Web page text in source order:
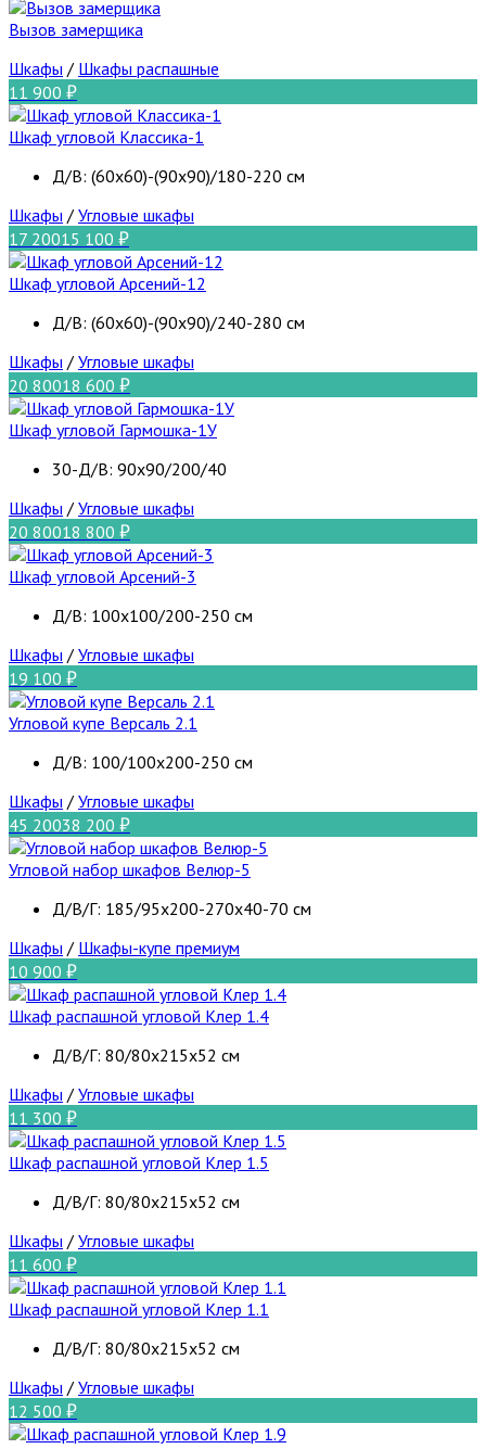
Вызов замерщика
Шкафы / Шкафы распашные
11 900
Шкаф угловой Классика-1
Д/В: (60х60)-(90х90)/180-220 см
Шкафы / Угловые шкафы
17 20015 100
Шкаф угловой Арсений-12
Д/В: (60х60)-(90х90)/240-280 см
Шкафы / Угловые шкафы
20 80018 600
Шкаф угловой Гармошка-1У
30-Д/В: 90х90/200/40
Шкафы / Угловые шкафы
20 80018 800
Шкаф угловой Арсений-3
Д/В: 100х100/200-250 см
Шкафы / Угловые шкафы
19 100
Угловой купе Версаль 2.1
Д/В: 100/100х200-250 см
Шкафы / Угловые шкафы
45 20038 200
Угловой набор шкафов Велюр-5
Д/В/Г: 185/95х200-270х40-70 см
Шкафы / Шкафы-купе премиум
10 900
Шкаф распашной угловой Клер 1.4
Д/В/Г: 80/80х215х52 см
Шкафы / Угловые шкафы
11 300
Шкаф распашной угловой Клер 1.5
Д/В/Г: 80/80х215х52 см
Шкафы / Угловые шкафы
11 600
Шкаф распашной угловой Клер 1.1
Д/В/Г: 80/80х215х52 см
Шкафы / Угловые шкафы
12 500